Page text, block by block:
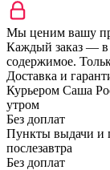
Мы ценим вашу
Каждый заказ — в
содержимое.
Доставка и
Курьером Саша
утром
Без доплат
Пункты выдачи и
послезавтра
Без доплат